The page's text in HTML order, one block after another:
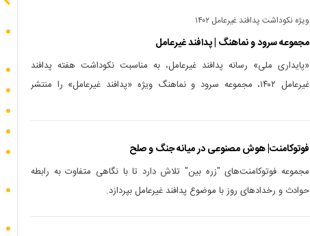
ویژه نکوداشت پدافند غیرعامل ۱۴۰۲
مجموعه سرود و نماهنگ | پدافند غیرعامل
«پایداری ملی» رسانه پدافند غیرعامل، به مناسبت نکوداشت هفته پدافند
غیرعامل ۱۴۰۲، مجموعه سرود و نماهنگ ویژه «پدافند غیرعامل» را منتشر
فوتوکامنت| هوش مصنوعی در میانه جنگ و صلح
مجموعه فوتوکامنت‌های "زره بین" تلاش دارد تا با نگاهی متفاوت به رابطه
حوادث و رخدادهای روز با موضوع پدافند غیرعامل بپردازد.